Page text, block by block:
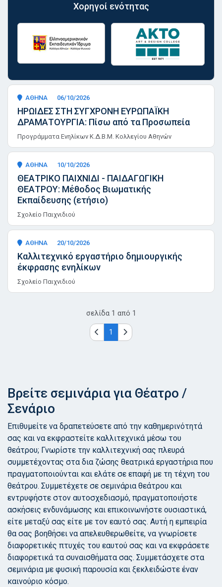
Χορηγοί ενότητας
ΑΘΗΝΑ 06/10/2026
ΗΡΩΙΔΕΣ ΣΤΗ ΣΥΓΧΡΟΝΗ ΕΥΡΩΠΑΪΚΗ
ΔΡΑΜΑΤΟΥΡΓΙΑ: Πίσω από τα Προσωπεία
Προγράμματα Ενηλίκων Κ.Δ.Β.Μ. Κολλεγίου Αθηνών
ΑΘΗΝΑ 10/10/2026
ΘΕΑΤΡΙΚΟ ΠΑΙΧΝΙΔΙ - ΠΑΙΔΑΓΩΓΙΚΗ
ΘΕΑΤΡΟΥ: Μέθοδος Βιωματικής
Εκπαίδευσης (ετήσιο)
Σχολείο Παιχνιδιού
ΑΘΗΝΑ 20/10/2026
Καλλιτεχνικό εργαστήριο δημιουργικής
έκφρασης ενηλίκων
Σχολείο Παιχνιδιού
σελίδα 1 από 1
1
Βρείτε σεμινάρια για Θέατρο /
Σενάριο
Επιθυμείτε να δραπετεύσετε από την καθημερινότητά
σας και να εκφραστείτε καλλιτεχνικά μέσω του
θεάτρου; Γνωρίστε την καλλιτεχνική σας πλευρά
συμμετέχοντας στα δια ζώσης θεατρικά εργαστήρια που
πραγματοποιούνται και ελάτε σε επαφή με τη τέχνη του
θεάτρου. Συμμετέχετε σε σεμινάρια θεάτρου και
εντρυφήστε στον αυτοσχεδιασμό, πραγματοποιήστε
ασκήσεις ενδυνάμωσης και επικοινωνήστε ουσιαστικά,
είτε μεταξύ σας είτε με τον εαυτό σας. Αυτή η εμπειρία
θα σας βοηθήσει να απελευθερωθείτε, να γνωρίσετε
διαφορετικές πτυχές του εαυτού σας και να εκφράσετε
διαφορετικά τα συναισθήματα σας. Συμμετάσχετε στα
σεμινάρια με φυσική παρουσία και ξεκλειδώστε έναν
καινούριο κόσμο.